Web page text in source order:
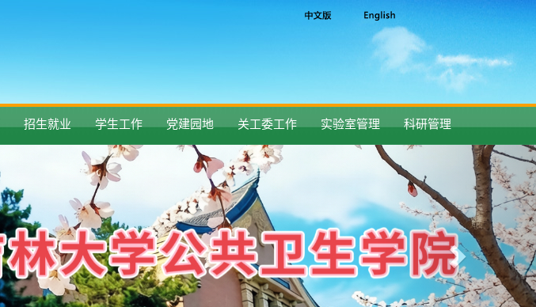
招生就业 学生工作 党建园地 关工委工作 实验室管理 科研管理